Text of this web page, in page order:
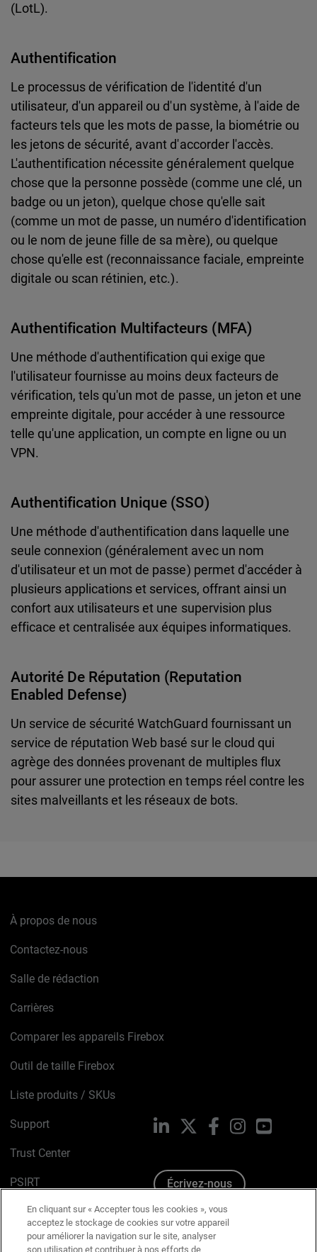
(LotL).
Authentification
Le processus de vérification de l'identité d'un
utilisateur, d'un appareil ou d'un système, à l'aide de
facteurs tels que les mots de passe, la biométrie ou
les jetons de sécurité, avant d'accorder l'accès.
L'authentification nécessite généralement quelque
chose que la personne possède (comme une clé, un
badge ou un jeton), quelque chose qu'elle sait
(comme un mot de passe, un numéro d'identification
ou le nom de jeune fille de sa mère), ou quelque
chose qu'elle est (reconnaissance faciale, empreinte
digitale ou scan rétinien, etc.).
Authentification Multifacteurs (MFA)
Une méthode d'authentification qui exige que
l'utilisateur fournisse au moins deux facteurs de
vérification, tels qu'un mot de passe, un jeton et une
empreinte digitale, pour accéder à une ressource
telle qu'une application, un compte en ligne ou un
VPN.
Authentification Unique (SSO)
Une méthode d'authentification dans laquelle une
seule connexion (généralement avec un nom
d'utilisateur et un mot de passe) permet d'accéder à
plusieurs applications et services, offrant ainsi un
confort aux utilisateurs et une supervision plus
efficace et centralisée aux équipes informatiques.
Autorité De Réputation (Reputation
Enabled Defense)
Un service de sécurité WatchGuard fournissant un
service de réputation Web basé sur le cloud qui
agrège des données provenant de multiples flux
pour assurer une protection en temps réel contre les
sites malveillants et les réseaux de bots.
À propos de nous
Contactez-nous
Salle de rédaction
Carrières
Comparer les appareils Firebox
Outil de taille Firebox
Liste produits / SKUs
Support
Trust Center
PSIRT
Avis sur les cookies
Politique de confidentialité
LinkedIn FacebookInstagramYouTube
Écrivez-nous
En cliquant sur « Accepter tous les cookies », vous
acceptez le stockage de cookies sur votre appareil
pour améliorer la navigation sur le site, analyser
son utilisation et contribuer à nos efforts de